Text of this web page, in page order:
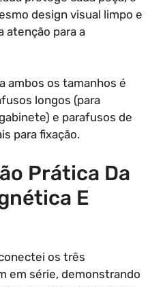
design visual limpo e
atenção para a
ambos os tamanhos é
longos (para
e parafusos de
para fixação.
Prática Da
E
os três
em série, demonstrando